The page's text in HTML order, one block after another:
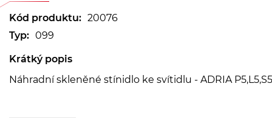
Kód produktu: 20076
Typ: 099
Krátký popis
Náhradní skleněné stínidlo ke svítidlu - ADRIA P5,L5,S5